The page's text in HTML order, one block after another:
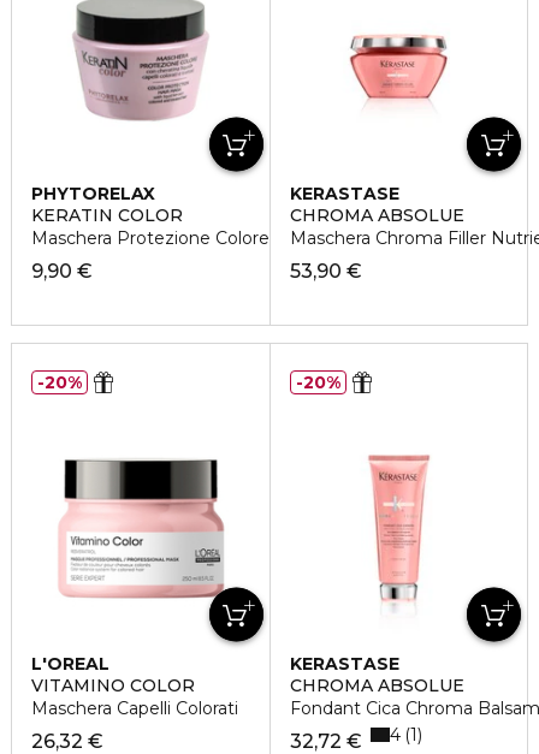
PHYTORELAX
KERATIN COLOR
Maschera Protezione Colore
9,90 €
KERASTASE
CHROMA ABSOLUE
Maschera Chroma Filler
53,90 €
L'OREAL
PROFESSIONNEL
VITAMINO COLOR
Maschera Capelli Colorati
26,32 €
20%
KERASTASE
CHROMA ABSOLUE
Fondant Cica Chroma
32,72 €
4 1
20%